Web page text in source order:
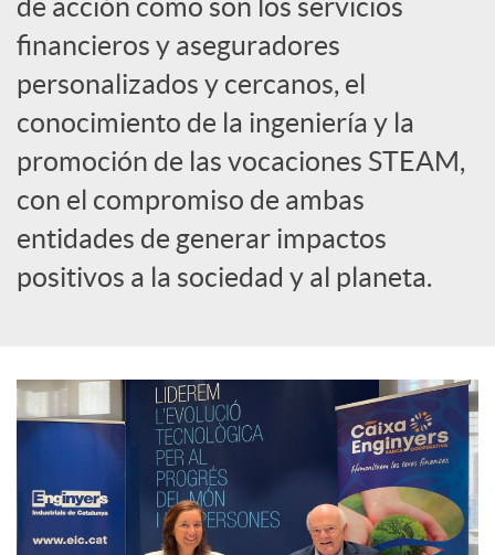
de acción como son los servicios
financieros y aseguradores
personalizados y cercanos, el
conocimiento de la ingeniería y la
promoción de las vocaciones STEAM,
con el compromiso de ambas
entidades de generar impactos
positivos a la sociedad y al planeta.